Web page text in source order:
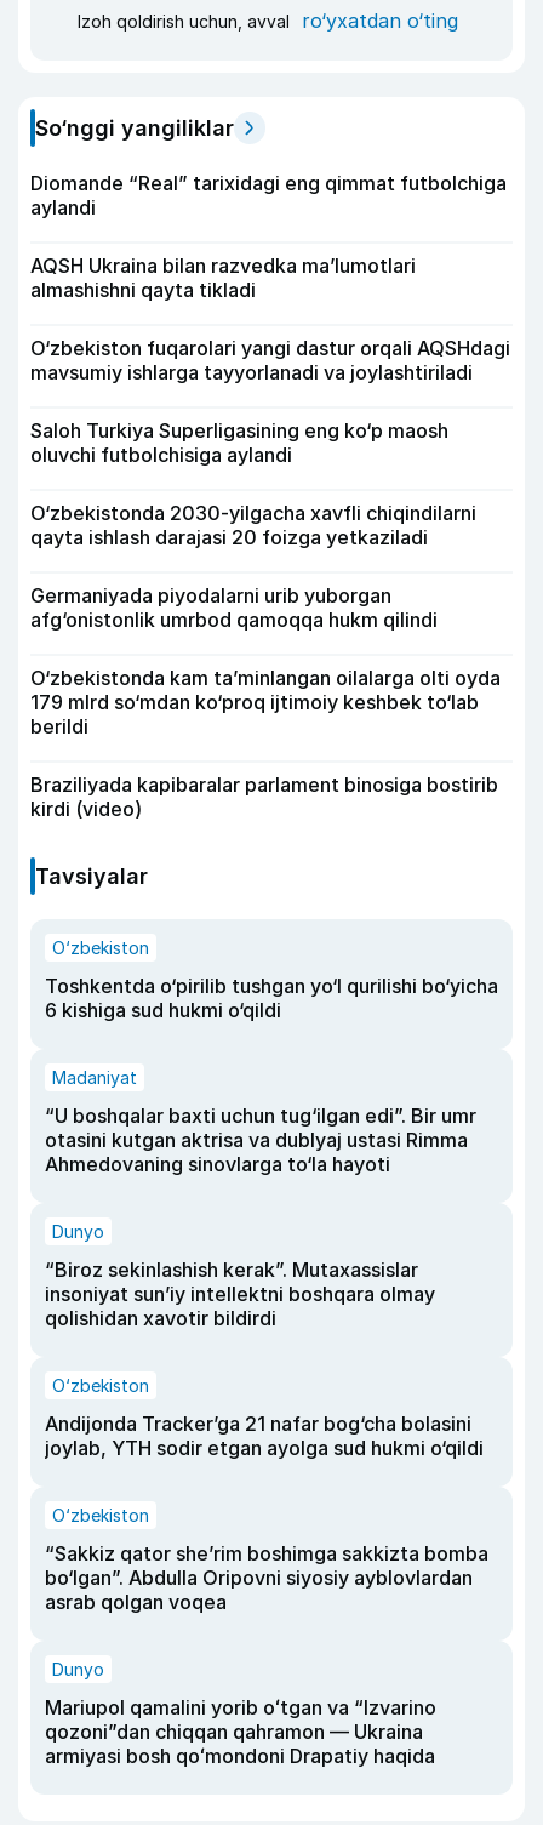
Izoh qoldirish uchun, avval ro‘yxatdan o‘ting
So‘nggi yangiliklar
Diomande “Real” tarixidagi eng qimmat futbolchiga
aylandi
AQSH Ukraina bilan razvedka ma’lumotlari
almashishni qayta tikladi
O‘zbekiston fuqarolari yangi dastur orqali AQSHdagi
mavsumiy ishlarga tayyorlanadi va joylashtiriladi
Saloh Turkiya Superligasining eng ko‘p maosh
oluvchi futbolchisiga aylandi
O‘zbekistonda 2030-yilgacha xavfli chiqindilarni
qayta ishlash darajasi 20 foizga yetkaziladi
Germaniyada piyodalarni urib yuborgan
afg‘onistonlik umrbod qamoqqa hukm qilindi
O‘zbekistonda kam ta’minlangan oilalarga olti oyda
179 mlrd so‘mdan ko‘proq ijtimoiy keshbek to‘lab
berildi
Braziliyada kapibaralar parlament binosiga bostirib
kirdi (video)
Tavsiyalar
O‘zbekiston
Toshkentda o‘pirilib tushgan yo‘l qurilishi bo‘yicha
6 kishiga sud hukmi o‘qildi
Madaniyat
“U boshqalar baxti uchun tug‘ilgan edi”. Bir umr
otasini kutgan aktrisa va dublyaj ustasi Rimma
Ahmedovaning sinovlarga to‘la hayoti
Dunyo
“Biroz sekinlashish kerak”. Mutaxassislar
insoniyat sun’iy intellektni boshqara olmay
qolishidan xavotir bildirdi
O‘zbekiston
Andijonda Tracker’ga 21 nafar bog‘cha bolasini
joylab, YTH sodir etgan ayolga sud hukmi o‘qildi
O‘zbekiston
“Sakkiz qator she’rim boshimga sakkizta bomba
bo‘lgan”. Abdulla Oripovni siyosiy ayblovlardan
asrab qolgan voqea
Dunyo
Mariupol qamalini yorib oʻtgan va “Izvarino
qozoni”dan chiqqan qahramon — Ukraina
armiyasi bosh qoʻmondoni Drapatiy haqida